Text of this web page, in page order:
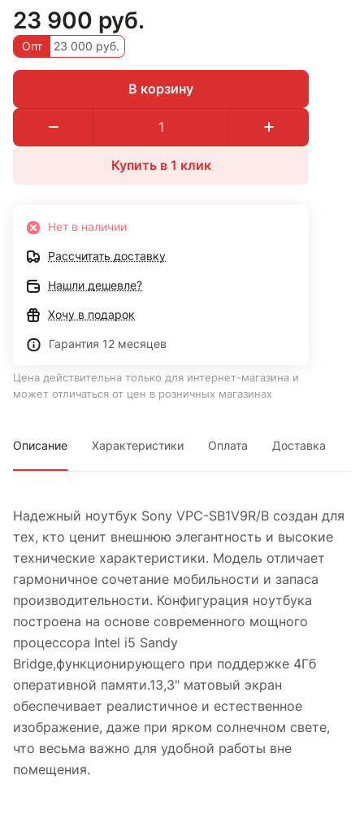
23 900 руб.
Опт 23 000 руб.
В корзину
Купить в 1 клик
Нет в наличии
Рассчитать доставку
Нашли дешевле?
Хочу в подарок
Гарантия 12 месяцев
Цена действительна только для интернет-магазина и
может отличаться от цен в розничных магазинах
Описание Характеристики Оплата Доставка
Надежный ноутбук Sony VPC-SB1V9R/B создан для
тех, кто ценит внешнюю элегантность и высокие
технические характеристики. Модель отличает
гармоничное сочетание мобильности и запаса
производительности. Конфигурация ноутбука
построена на основе современного мощного
процессора Intel i5 Sandy
Bridge,функционирующего при поддержке 4Гб
оперативной памяти.13,3" матовый экран
обеспечивает реалистичное и естественное
изображение, даже при ярком солнечном свете,
что весьма важно для удобной работы вне
помещения.